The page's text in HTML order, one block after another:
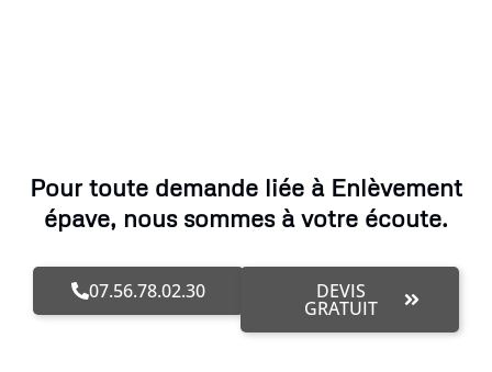
Pour toute demande liée à Enlèvement
épave, nous sommes à votre écoute.
07.56.78.02.30 DEVIS
GRATUIT